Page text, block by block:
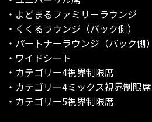
・よどまるファミリーラウンジ
・くくるラウンジ（バック側）
・パートナーラウンジ（バック側）
・ワイドシート
・カテゴリー4視界制限席
・カテゴリー4ミックス視界制限席
・カテゴリー5視界制限席